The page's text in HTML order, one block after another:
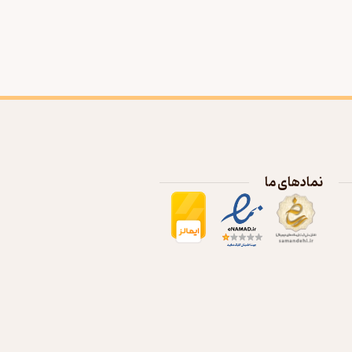
نمادهای ما